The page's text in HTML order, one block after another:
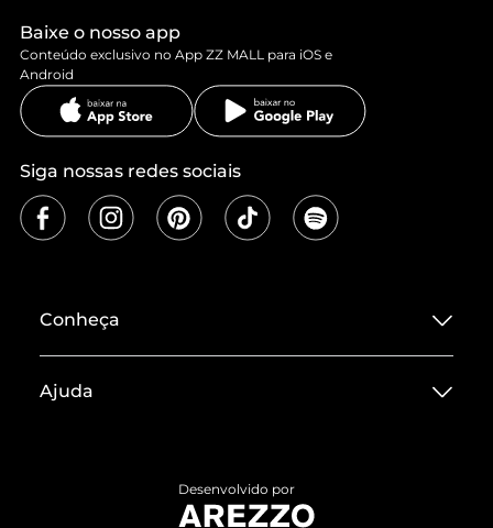
Baixe o nosso app
Conteúdo exclusivo no App ZZ MALL para iOS e
Android
Siga nossas redes sociais
Conheça
Termos de Uso
Ajuda
Devolução do Produto
Desenvolvido por